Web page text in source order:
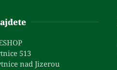
513
nad Jizerou